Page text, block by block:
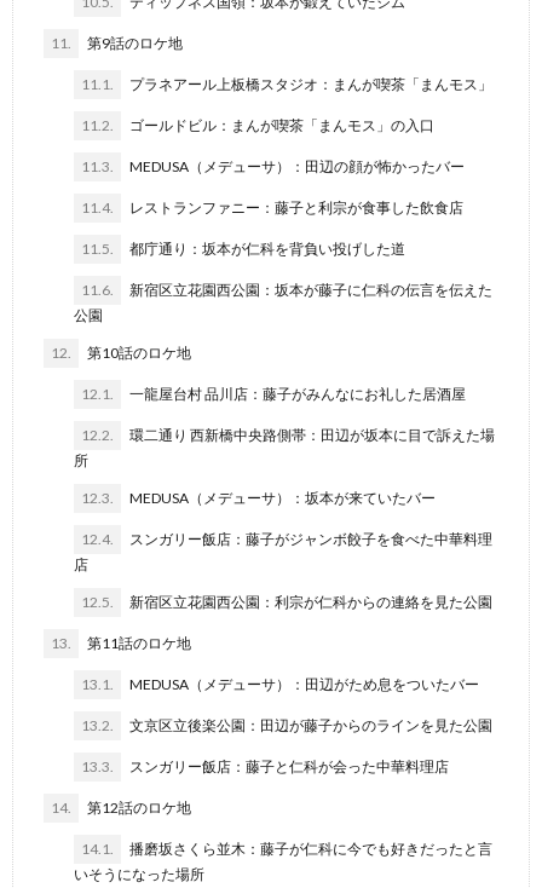
11. 第9話のロケ地
11.1. プラネアール上板橋スタジオ：まんが喫茶「まんモス」
11.2. ゴールドビル：まんが喫茶「まんモス」の入口
11.3. MEDUSA（メデューサ）：田辺の顔が怖かったバー
11.4. レストランファニー：藤子と利宗が食事した飲食店
11.5. 都庁通り：坂本が仁科を背負い投げした道
11.6.
新宿区立花園西公園：坂本が藤子に仁科の伝言を伝えた
公園
12. 第10話のロケ地
12.1. 一龍屋台村 品川店：藤子がみんなにお礼した居酒屋
12.2.
環二通り 西新橋中央路側帯：田辺が坂本に目で訴えた場
所
12.3. MEDUSA（メデューサ）：坂本が来ていたバー
12.4.
スンガリー飯店：藤子がジャンボ餃子を食べた中華料理
店
12.5. 新宿区立花園西公園：利宗が仁科からの連絡を見た公園
13. 第11話のロケ地
13.1. MEDUSA（メデューサ）：田辺がため息をついたバー
13.2. 文京区立後楽公園：田辺が藤子からのラインを見た公園
13.3. スンガリー飯店：藤子と仁科が会った中華料理店
14. 第12話のロケ地
14.1.
播磨坂さくら並木：藤子が仁科に今でも好きだったと言
いそうになった場所